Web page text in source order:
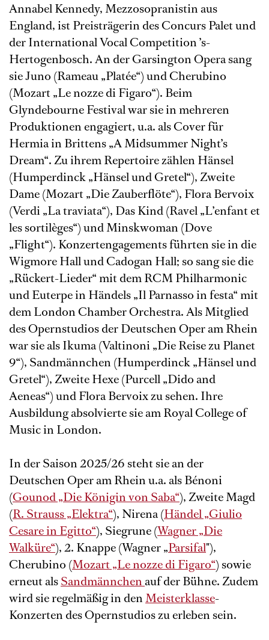
Annabel Kennedy, Mezzosopranistin aus
England, ist Preisträgerin des Concurs Palet und
der International Vocal Competition ’s-
Hertogenbosch. An der Garsington Opera sang
sie Juno (Rameau „Platée“) und Cherubino
(Mozart „Le nozze di Figaro“). Beim
Glyndebourne Festival war sie in mehreren
Produktionen engagiert, u.a. als Cover für
Hermia in Brittens „A Midsummer Night’s
Dream“. Zu ihrem Repertoire zählen Hänsel
(Humperdinck „Hänsel und Gretel“), Zweite
Dame (Mozart „Die Zauberflöte“), Flora Bervoix
(Verdi „La traviata“), Das Kind (Ravel „L’enfant et
les sortilèges“) und Minskwoman (Dove
„Flight“). Konzertengagements führten sie in die
Wigmore Hall und Cadogan Hall; so sang sie die
„Rückert-Lieder“ mit dem RCM Philharmonic
und Euterpe in Händels „Il Parnasso in festa“ mit
dem London Chamber Orchestra. Als Mitglied
des Opernstudios der Deutschen Oper am Rhein
war sie als Ikuma (Valtinoni „Die Reise zu Planet
9“), Sandmännchen (Humperdinck „Hänsel und
Gretel“), Zweite Hexe (Purcell „Dido and
Aeneas“) und Flora Bervoix zu sehen. Ihre
Ausbildung absolvierte sie am Royal College of
Music in London.
In der Saison 2025/26 steht sie an der
Deutschen Oper am Rhein u.a. als Bénoni
(Gounod „Die Königin von Saba“), Zweite Magd
(R. Strauss „Elektra“), Nirena (Händel „Giulio
Cesare in Egitto“), Siegrune (Wagner „Die
Walküre“), 2. Knappe (Wagner „Parsifal"),
Cherubino (Mozart „Le nozze di Figaro“) sowie
erneut alsSandmännchenauf der Bühne. Zudem
wird sie regelmäßig in denMeisterklasse-
Konzerten des Opernstudios zu erleben sein.